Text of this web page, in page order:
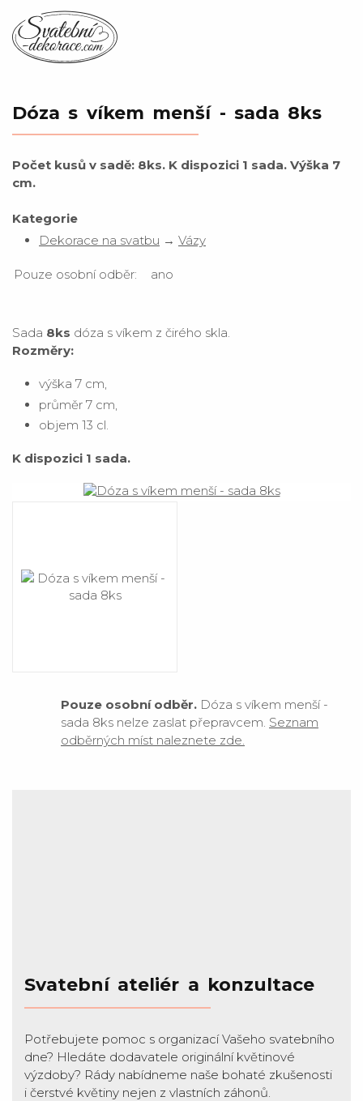
Dóza s víkem menší - sada 8ks
Počet kusů v sadě: 8ks. K dispozici 1 sada. Výška 7
cm.
Kategorie
Dekorace na svatbu → Vázy
Pouze osobní odběr: ano
Sada 8ks dóza s víkem z čirého skla.
Rozměry:
výška 7 cm,
průměr 7 cm,
objem 13 cl.
K dispozici 1 sada.
Pouze osobní odběr. Dóza s víkem menší -
sada 8ks nelze zaslat přepravcem. Seznam
odběrných míst naleznete zde.
Svatební ateliér a konzultace
Potřebujete pomoc s organizací Vašeho svatebního
dne? Hledáte dodavatele originální květinové
výzdoby? Rády nabídneme naše bohaté zkušenosti
i čerstvé květiny nejen z vlastních záhonů.